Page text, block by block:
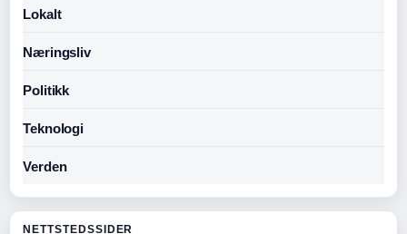
Lokalt
Næringsliv
Politikk
Teknologi
Verden
NETTSTEDSSIDER